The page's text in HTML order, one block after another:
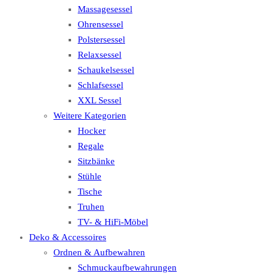
Massagesessel
Ohrensessel
Polstersessel
Relaxsessel
Schaukelsessel
Schlafsessel
XXL Sessel
Weitere Kategorien
Hocker
Regale
Sitzbänke
Stühle
Tische
Truhen
TV- & HiFi-Möbel
Deko & Accessoires
Ordnen & Aufbewahren
Schmuckaufbewahrungen